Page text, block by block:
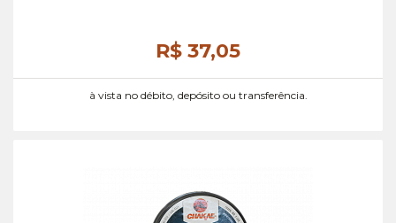
R$ 37,05
à vista no débito, depósito ou transferência.